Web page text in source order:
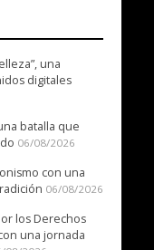
una
digitales
batalla que
06/08/2026
con una
06/08/2026
los Derechos
una jornada